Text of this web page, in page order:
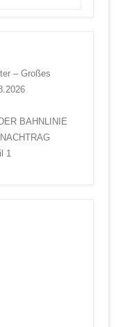
– Großes
BAHNLINIE
1